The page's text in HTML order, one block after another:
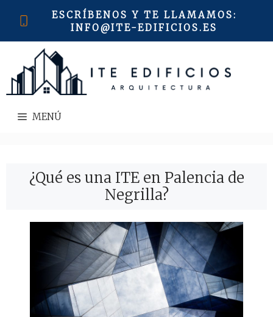
ESCRÍBENOS Y TE LLAMAMOS:
INFO@ITE-EDIFICIOS.ES
MENÚ
¿Qué es una ITE en Palencia de
Negrilla?